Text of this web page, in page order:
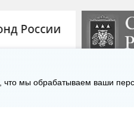
мы обрабатываем ваши